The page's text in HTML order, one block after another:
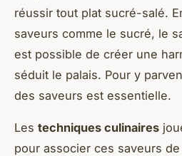
réussir tout plat sucré-salé.
saveurs comme le sucré, le
est possible de créer une
séduit le palais. Pour y
des saveurs est essentielle.
Les techniques culinaires
pour associer ces saveurs